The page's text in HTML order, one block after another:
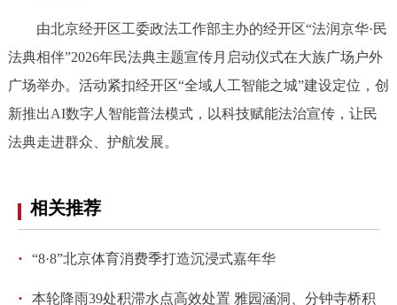
由北京经开区工委政法工作部主办的经开区“法润京华·民
法典相伴”2026年民法典主题宣传月启动仪式在大族广场户外
广场举办。活动紧扣经开区“全域人工智能之城”建设定位，创
新推出AI数字人智能普法模式，以科技赋能法治宣传，让民
法典走进群众、护航发展。
相关推荐
· “8·8”北京体育消费季打造沉浸式嘉年华
·
本轮降雨39处积滞水点高效处置 雅园涵洞、分钟寺桥积